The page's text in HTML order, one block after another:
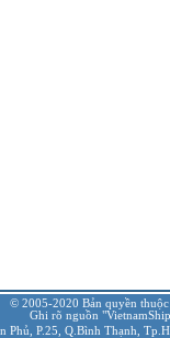
© 2005-2020 Bản quyền
Ghi rõ nguồn
Phủ, P.25, Q.Bình Thạnh,